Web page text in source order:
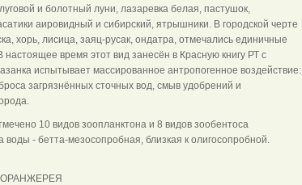
и болотный луни, лазаревка белая, пастушок,
аировидный и сибирский, ятрышники. В городской черте
хорь, лисица, заяц-русак, ондатра, отмечались единичные
настоящее время этот вид занесён в Красную книгу РТ с
испытывает массированное антропогенное воздействие:
загрязнённых сточных вод, смыв удобрений и
10 видов зоопланктона и 8 видов зообентоса
- бетта-мезосопробная, близкая к олигосопробной.